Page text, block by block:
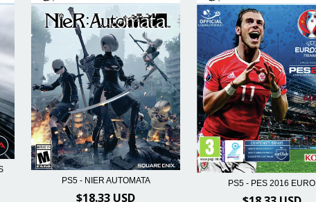
PS5 - NIER AUTOMATA
$18.33 USD
PS5 - PES 2016 EURO